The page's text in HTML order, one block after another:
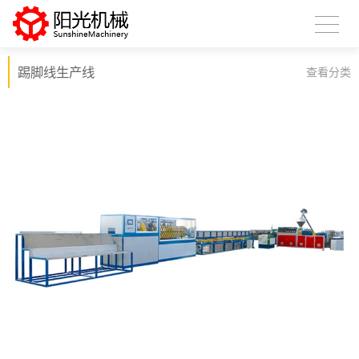
踢脚线生产线 查看分类